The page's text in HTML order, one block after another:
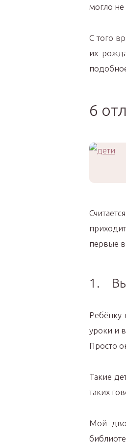
могло не
С того
их
6
первые
1.
Ребёнку
уроки и
Просто
Такие
таких
Мой